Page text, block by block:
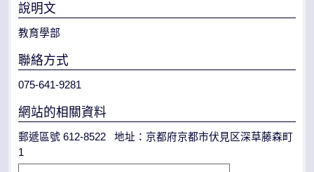
說明文
教育學部
聯絡方式
075-641-9281
網站的相關資料
郵遞區號 612-8522 地址：京都府京都市伏見区深草藤森町
1